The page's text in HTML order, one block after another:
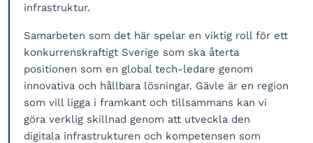
infrastruktur.
Samarbeten som det här spelar en viktig roll för ett
konkurrenskraftigt Sverige som ska återta
positionen som en global tech-ledare genom
innovativa och hållbara lösningar. Gävle är en region
som vill ligga i framkant och tillsammans kan vi
göra verklig skillnad genom att utveckla den
digitala infrastrukturen och kompetensen som